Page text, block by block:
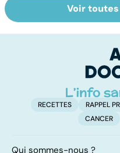
Tout savoir sur le
cerveau
Voir
RECETTES RAPPEL
CANCER
Qui sommes-nous ?